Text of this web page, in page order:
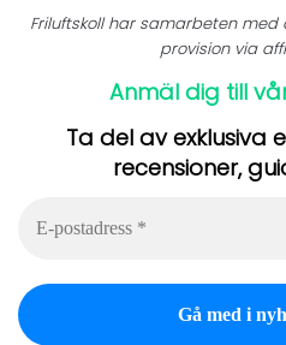
Friluftskoll har samarbeten
provision via
Anmäl dig till
Ta del av exklusiva
recensioner,